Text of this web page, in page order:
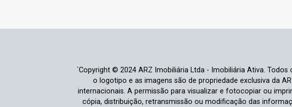
`Copyright © 2024 ARZ Imobiliária Ltda - Imobiliária Ativa.
o logotipo e as imagens são de propriedade exclusiva da
internacionais. A permissão para visualizar e fotocopiar ou
cópia, distribuição, retransmissão ou modificação das